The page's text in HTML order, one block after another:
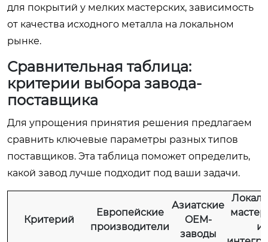
для покрытий у мелких мастерских, зависимость
от качества исходного металла на локальном
рынке.
Сравнительная таблица:
критерии выбора завода-
поставщика
Для упрощения принятия решения предлагаем
сравнить ключевые параметры разных типов
поставщиков. Эта таблица поможет определить,
какой завод лучше подходит под ваши задачи.
Критерий
Европейские
производители
Азиатские
OEM-
заводы
и